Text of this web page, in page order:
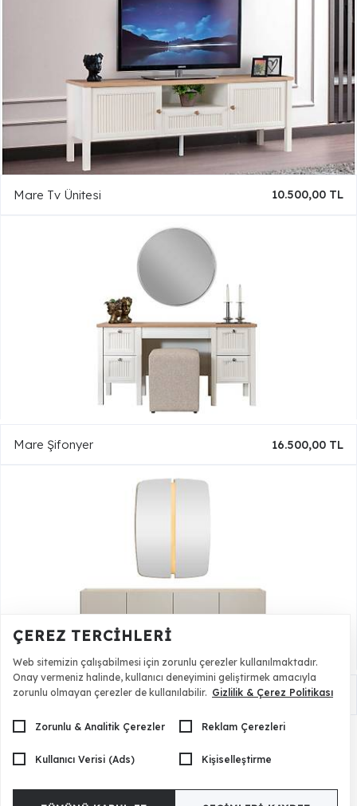
Mare Tv Ünitesi 10.500,00 TL
Mare Şifonyer 16.500,00 TL
Arty Konsol 49.500,00 TL
ÇEREZ TERCIHLERI
Web sitemizin çalışabilmesi için zorunlu çerezler kullanılmaktadır.
Onay vermeniz halinde, kullanıcı deneyimini geliştirmek amacıyla
zorunlu olmayan çerezler de kullanılabilir. Gizlilik & Çerez Politikası
Zorunlu & Analitik Çerezler Reklam Çerezleri
Kullanıcı Verisi (Ads) Kişiselleştirme